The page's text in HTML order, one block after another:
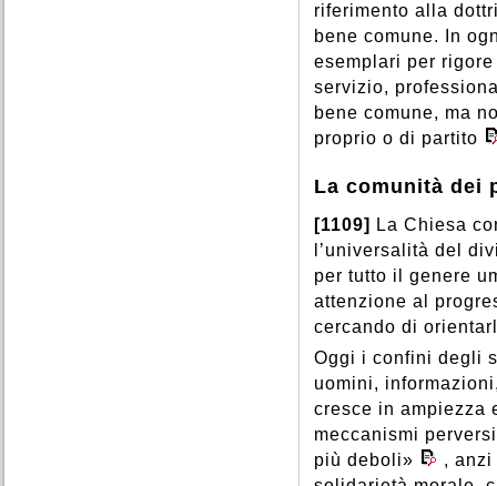
riferimento alla
bene comune. In
esemplari per
servizio,
bene comune, ma
proprio o di partito
La comunità dei
[1109]
La Chiesa
l’universalità del
per tutto il genere
attenzione al
cercando di
Oggi i confini degli
uomini,
cresce in ampiezza
meccanismi
più deboli»
, anzi